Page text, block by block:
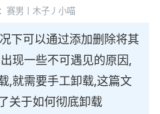
赛男丨木子丿小喵
下可以通过添加删除将其
现一些不可遇见的原因,
,就需要手工卸载,这篇文
关于如何彻底卸载